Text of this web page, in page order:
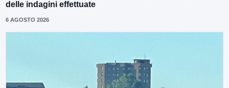
delle indagini effettuate
6 AGOSTO 2026